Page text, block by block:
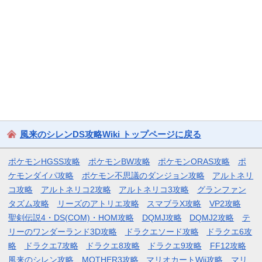
風来のシレンDS攻略Wiki トップページに戻る
ポケモンHGSS攻略 ポケモンBW攻略 ポケモンORAS攻略
ポ
ケモンダイパ攻略
ポケモン不思議のダンジョン攻略
アルトネリ
コ攻略
アルトネリコ2攻略 アルトネリコ3攻略
グランファン
タズム攻略
リーズのアトリエ攻略 スマブラX攻略
VP2攻略
聖剣伝説4・DS(COM)・HOM攻略
DQMJ攻略 DQMJ2攻略
テ
リーのワンダーランド3D攻略
ドラクエソード攻略
ドラクエ6攻
略
ドラクエ7攻略 ドラクエ8攻略 ドラクエ9攻略
FF12攻略
風来のシレン攻略
MOTHER3攻略 マリオカートWii攻略 マリ